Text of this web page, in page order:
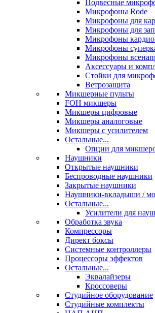
Подвесные
Микрофоны Rode
Микрофоны для
Микрофоны для
Микрофоны
Микрофоны
Микрофоны
Аксессуары и
Стойки для
Ветрозащита
Микшерные пульты
FOH микшеры
Микшеры цифровые
Микшеры аналоговые
Микшеры с усилителем
Остальные...
Опции для
Наушники
Открытые наушники
Беспроводные наушники
Закрытые наушники
Наушники-вкладыши /
Остальные...
Усилители для
Обработка звука
Компрессоры
Директ боксы
Системные контроллеры
Процессоры эффектов
Остальные...
Эквалайзеры
Кроссоверы
Студийное оборудование
Студийные комплекты